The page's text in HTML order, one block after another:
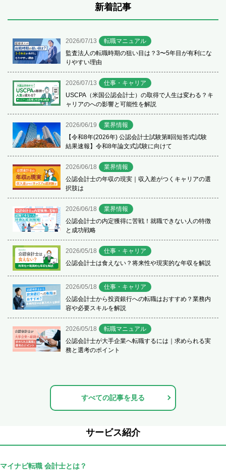
新着記事
2026/07/13
転職マニュアル
監査法人の転職時期の狙い目は？3〜5年目が有利にな
りやすい理由
2026/07/13
仕事・キャリア
USCPA（米国公認会計士）の取得で人生は変わる？キ
ャリアのへの影響と可能性を解説
2026/06/19
業界情報
【令和8年(2026年) 公認会計士試験第Ⅱ回短答式試験
結果速報】令和8年論文式試験に向けて
2026/06/18
業界情報
公認会計士の年収の現実｜収入差がつくキャリアの選
択肢は
2026/06/18
業界情報
公認会計士の内定獲得に苦戦！就職できない人の特徴
と成功戦略
2026/05/18
仕事・キャリア
公認会計士は食えない？将来性や現実的な年収を解説
2026/05/18
仕事・キャリア
公認会計士から投資銀行への転職はおすすめ？業務内
容や必要スキルを解説
2026/05/18
転職マニュアル
公認会計士が大手企業へ転職するには｜求められる実
務と選考のポイント
すべての記事を見る
サービス紹介
マイナビ転職 会計士とは？